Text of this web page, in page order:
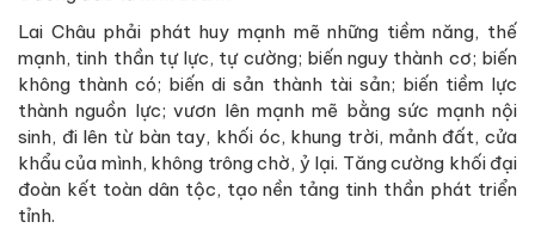
Lai Châu phải phát huy mạnh mẽ những tiềm năng, thế
mạnh, tinh thần tự lực, tự cường; biến nguy thành cơ; biến
không thành có; biến di sản thành tài sản; biến tiềm lực
thành nguồn lực; vươn lên mạnh mẽ bằng sức mạnh nội
sinh, đi lên từ bàn tay, khối óc, khung trời, mảnh đất, cửa
khẩu của mình, không trông chờ, ỷ lại. Tăng cường khối đại
đoàn kết toàn dân tộc, tạo nền tảng tinh thần phát triển
tỉnh.